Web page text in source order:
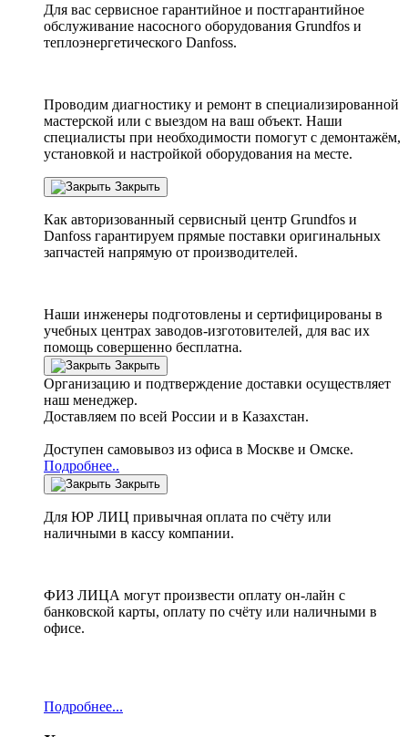
Для вас сервисное гарантийное и постгарантийное
обслуживание насосного оборудования Grundfos и
теплоэнергетического Danfoss.
Проводим диагностику и ремонт в специализированной
мастерской или с выездом на ваш объект. Наши
специалисты при необходимости помогут с демонтажём,
установкой и настройкой оборудования на месте.
Закрыть
Как авторизованный сервисный центр Grundfos и
Danfoss гарантируем прямые поставки оригинальных
запчастей напрямую от производителей.
Наши инженеры подготовлены и сертифицированы в
учебных центрах заводов-изготовителей, для вас их
помощь совершенно бесплатна.
Закрыть
Организацию и подтверждение доставки осуществляет
наш менеджер.
Доставляем по всей России и в Казахстан.
Доступен самовывоз из офиса в Москве и Омске.
Подробнее..
Закрыть
Для ЮР ЛИЦ привычная оплата по счёту или
наличными в кассу компании.
ФИЗ ЛИЦА могут произвести оплату он-лайн с
банковской карты, оплату по счёту или наличными в
офисе.
Подробнее...